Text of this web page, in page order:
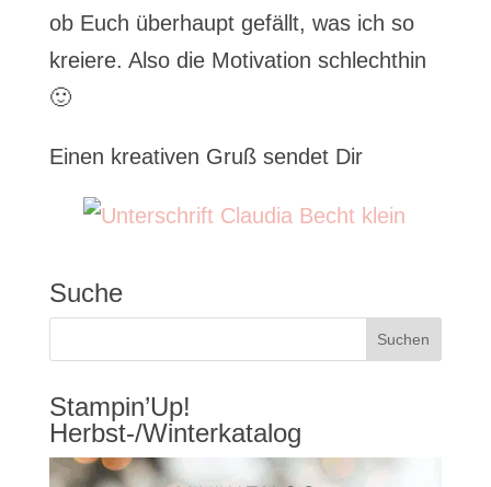
ob Euch überhaupt gefällt, was ich so
kreiere. Also die Motivation schlechthin
🙂
Einen kreativen Gruß sendet Dir
Suche
Stampin’Up!
Herbst-/Winterkatalog